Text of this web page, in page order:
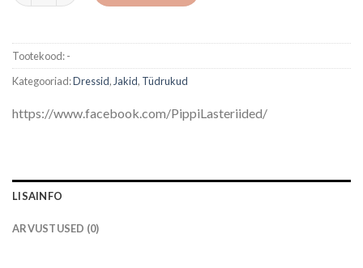
Tootekood:-
Kategooriad:Dressid, Jakid, Tüdrukud
https://www.facebook.com/PippiLasteriided/
LISAINFO
ARVUSTUSED (0)